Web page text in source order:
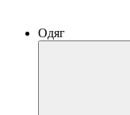
Одяг